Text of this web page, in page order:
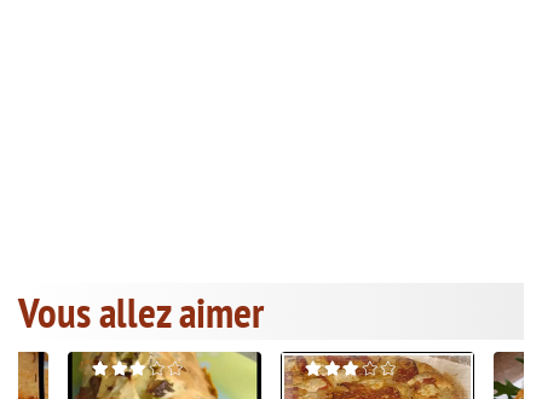
Vous allez aimer